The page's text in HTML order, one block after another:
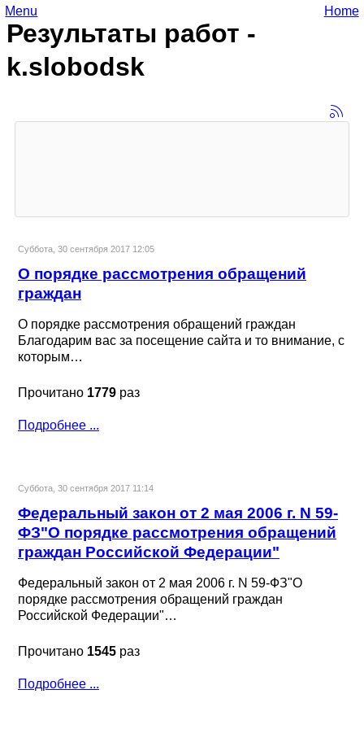
Результаты работ -
k.slobodsk
Menu Home
Суббота, 30 сентября 2017 12:05
О порядке рассмотрения обращений
граждан
О порядке рассмотрения обращений граждан
Благодарим вас за посещение сайта и то внимание, с
которым…
Прочитано 1779 раз
Подробнее ...
Суббота, 30 сентября 2017 11:14
Федеральный закон от 2 мая 2006 г. N 59-
ФЗ"О порядке рассмотрения обращений
граждан Российской Федерации"
Федеральный закон от 2 мая 2006 г. N 59-ФЗ"О
порядке рассмотрения обращений граждан
Российской Федерации"…
Прочитано 1545 раз
Подробнее ...